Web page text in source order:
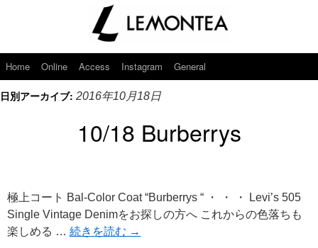
Home Online Access Instagram General
日別アーカイブ: 2016年10月18日
10/18 Burberrys
極上コート Bal-Color Coat “Burberrys “ ・ ・ ・ Levi’s 505
Single Vintage Denimをお探しの方へ これからの色落ちも
楽しめる … 続きを読む →